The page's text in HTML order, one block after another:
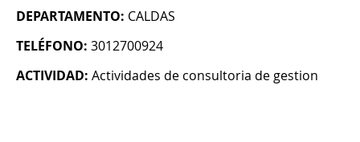
DEPARTAMENTO: CALDAS
TELÉFONO: 3012700924
ACTIVIDAD: Actividades de consultoria de gestion